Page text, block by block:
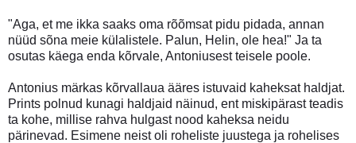
"Aga, et me ikka saaks oma rõõmsat pidu pidada, annan
nüüd sõna meie külalistele. Palun, Helin, ole hea!" Ja ta
osutas käega enda kõrvale, Antoniusest teisele poole.
Antonius märkas kõrvallaua ääres istuvaid kaheksat haldjat.
Prints polnud kunagi haldjaid näinud, ent miskipärast teadis
ta kohe, millise rahva hulgast nood kaheksa neidu
pärinevad. Esimene neist oli roheliste juustega ja rohelises